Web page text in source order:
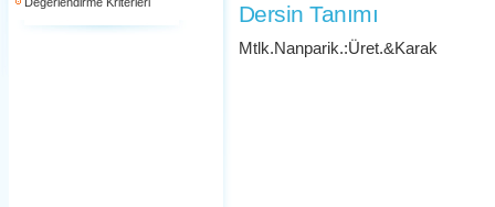
Dersin Tanımı
Mtlk.Nanparik.:Üret.&Karak